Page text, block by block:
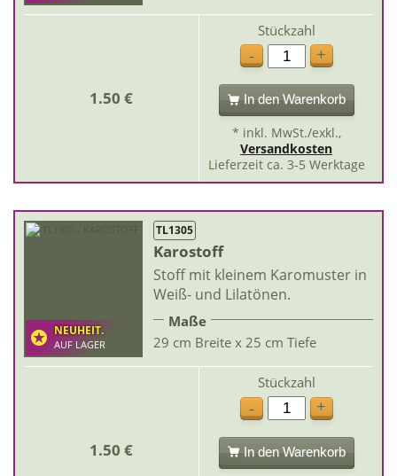
1.50 €
Stückzahl
-
+
In den Warenkorb
* inkl. MwSt./exkl.,
Versandkosten
Lieferzeit ca. 3-5 Werktage
NEUHEIT.
AUF LAGER
TL1305
Karostoff
Stoff mit kleinem Karomuster in
Weiß- und Lilatönen.
Maße
29 cm Breite x 25 cm Tiefe
1.50 €
Stückzahl
-
+
In den Warenkorb